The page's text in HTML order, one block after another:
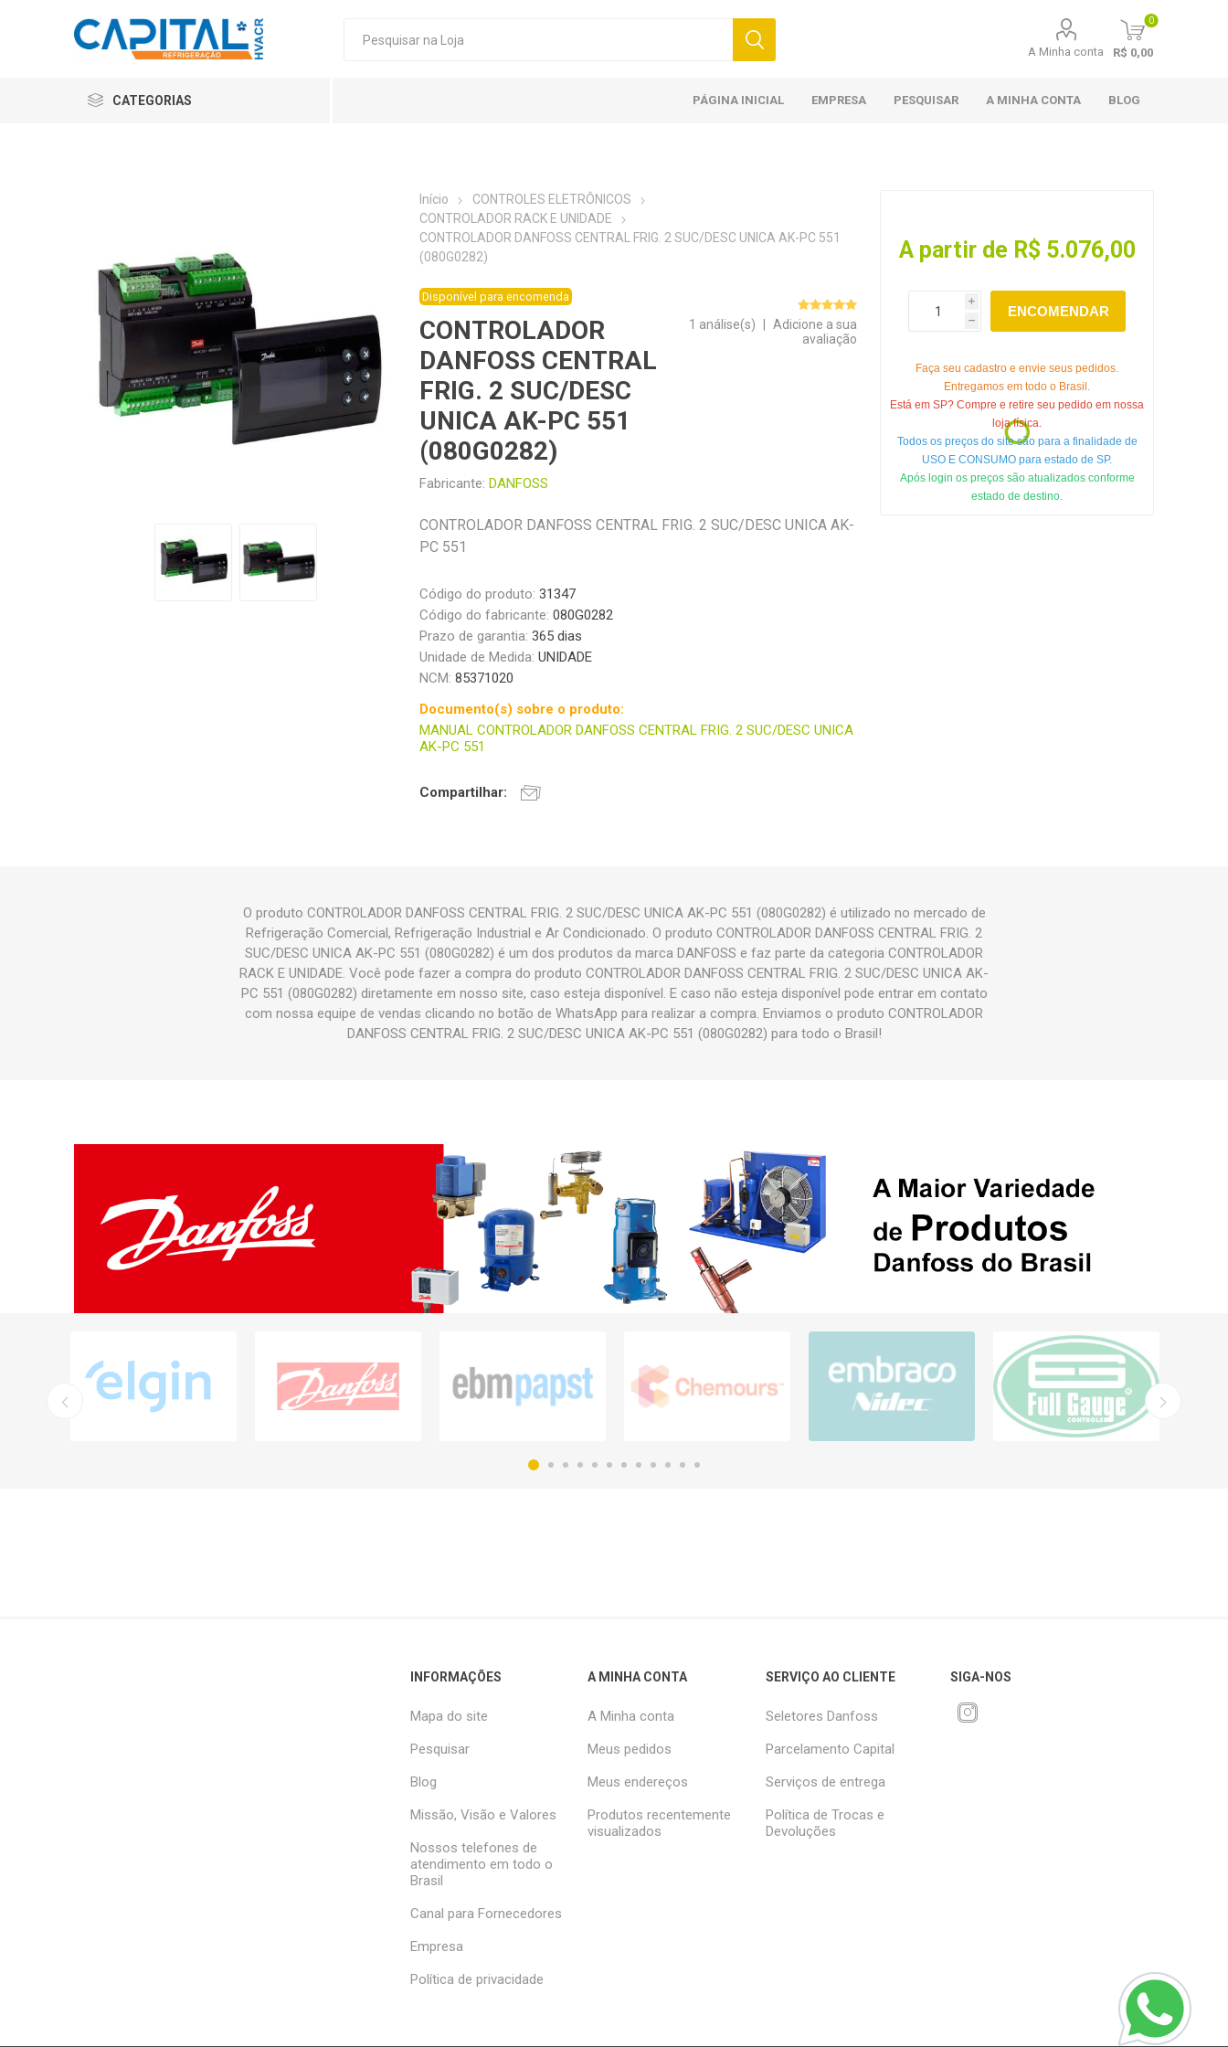
A Minha conta
0
R$ 0,00
CATEGORIAS PÁGINA INICIAL EMPRESA PESQUISAR A MINHA CONTA BLOG
Início
CONTROLES ELETRÔNICOS
CONTROLADOR RACK E UNIDADE
CONTROLADOR DANFOSS CENTRAL FRIG. 2 SUC/DESC UNICA AK-PC 551
(080G0282)
Disponível para encomenda
CONTROLADOR
DANFOSS CENTRAL
FRIG. 2 SUC/DESC
UNICA AK-PC 551
(080G0282)
Fabricante: DANFOSS
1 análise(s)
Adicione a sua
avaliação
CONTROLADOR DANFOSS CENTRAL FRIG. 2 SUC/DESC UNICA AK-
PC 551
Código do produto: 31347
Código do fabricante: 080G0282
Prazo de garantia:365 dias
Unidade de Medida:UNIDADE
NCM:85371020
Documento(s) sobre o produto:
MANUAL CONTROLADOR DANFOSS CENTRAL FRIG. 2 SUC/DESC UNICA
AK-PC 551
Compartilhar:
A partir de R$ 5.076,00
i
h
ENCOMENDAR
Faça seu cadastro e envie seus pedidos.
Entregamos em todo o Brasil.
Está em SP? Compre e retire seu pedido em nossa
loja física.
Todos os preços do site são para a finalidade de
USO E CONSUMO para estado de SP.
Após login os preços são atualizados conforme
estado de destino.
O produto CONTROLADOR DANFOSS CENTRAL FRIG. 2 SUC/DESC UNICA AK-PC 551 (080G0282) é utilizado no mercado de
Refrigeração Comercial, Refrigeração Industrial e Ar Condicionado. O produto CONTROLADOR DANFOSS CENTRAL FRIG. 2
SUC/DESC UNICA AK-PC 551 (080G0282) é um dos produtos da marca DANFOSS e faz parte da categoria CONTROLADOR
RACK E UNIDADE. Você pode fazer a compra do produto CONTROLADOR DANFOSS CENTRAL FRIG. 2 SUC/DESC UNICA AK-
PC 551 (080G0282) diretamente em nosso site, caso esteja disponível. E caso não esteja disponível pode entrar em contato
com nossa equipe de vendas clicando no botão de WhatsApp para realizar a compra. Enviamos o produto CONTROLADOR
DANFOSS CENTRAL FRIG. 2 SUC/DESC UNICA AK-PC 551 (080G0282) para todo o Brasil!
INFORMAÇÕES
Mapa do site
Pesquisar
Blog
Missão, Visão e Valores
Nossos telefones de
atendimento em todo o
Brasil
Canal para Fornecedores
Empresa
Política de privacidade
A MINHA CONTA
A Minha conta
Meus pedidos
Meus endereços
Produtos recentemente
visualizados
SERVIÇO AO CLIENTE
Seletores Danfoss
Parcelamento Capital
Serviços de entrega
Política de Trocas e
Devoluções
SIGA-NOS